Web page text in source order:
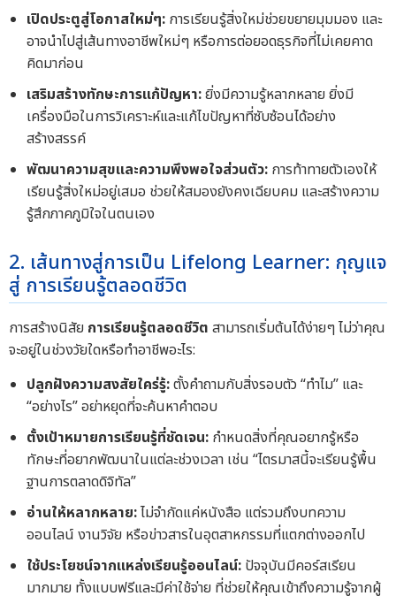
เปิดประตูสู่โอกาสใหม่ๆ: การเรียนรู้สิ่งใหม่ช่วยขยายมุมมอง และ
อาจนำไปสู่เส้นทางอาชีพใหม่ๆ หรือการต่อยอดธุรกิจที่ไม่เคยคาด
คิดมาก่อน
เสริมสร้างทักษะการแก้ปัญหา:ยิ่งมีความรู้หลากหลาย ยิ่งมี
เครื่องมือในการวิเคราะห์และแก้ไขปัญหาที่ซับซ้อนได้อย่าง
สร้างสรรค์
พัฒนาความสุขและความพึงพอใจส่วนตัว: การท้าทายตัวเองให้
เรียนรู้สิ่งใหม่อยู่เสมอ ช่วยให้สมองยังคงเฉียบคม และสร้างความ
รู้สึกภาคภูมิใจในตนเอง
2. เส้นทางสู่การเป็น Lifelong Learner: กุญแจ
สู่ การเรียนรู้ตลอดชีวิต
การสร้างนิสัย การเรียนรู้ตลอดชีวิต สามารถเริ่มต้นได้ง่ายๆ ไม่ว่าคุณ
จะอยู่ในช่วงวัยใดหรือทำอาชีพอะไร:
ปลูกฝังความสงสัยใคร่รู้:ตั้งคำถามกับสิ่งรอบตัว “ทำไม” และ
“อย่างไร” อย่าหยุดที่จะค้นหาคำตอบ
ตั้งเป้าหมายการเรียนรู้ที่ชัดเจน: กำหนดสิ่งที่คุณอยากรู้หรือ
ทักษะที่อยากพัฒนาในแต่ละช่วงเวลา เช่น “ไตรมาสนี้จะเรียนรู้พื้น
ฐานการตลาดดิจิทัล”
อ่านให้หลากหลาย:ไม่จำกัดแค่หนังสือ แต่รวมถึงบทความ
ออนไลน์ งานวิจัย หรือข่าวสารในอุตสาหกรรมที่แตกต่างออกไป
ใช้ประโยชน์จากแหล่งเรียนรู้ออนไลน์: ปัจจุบันมีคอร์สเรียน
มากมาย ทั้งแบบฟรีและมีค่าใช้จ่าย ที่ช่วยให้คุณเข้าถึงความรู้จากผู้